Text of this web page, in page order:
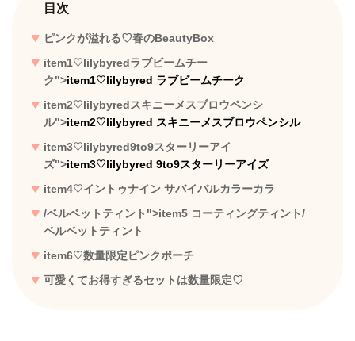
目次
ピンクが溢れる♡春のBeautyBox
item1♡lilybyredラブビームチー
ク">item1♡lilybyred ラブビームチーク
item2♡lilybyredスキニーメスブロウペンシ
ル">item2♡lilybyred スキニーメスブロウペンシル
item3♡lilybyred9to9スターリーアイ
ズ">item3♡lilybyred 9to9スターリーアイズ
item4♡イントゥナイン サバイバルカラーカラ
/ベルベットティント">item5 コーティングティント/
ベルベットティント
item6♡数量限定ピンクポーチ
可愛くてお得すぎるセットは数量限定♡